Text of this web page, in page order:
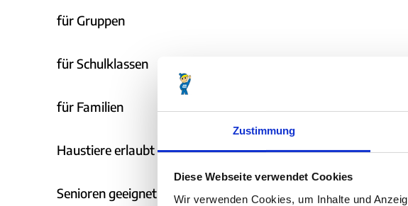
Zustimmung
Diese Webseite verwendet Cookies
Wir verwenden Cookies, um Inhalte und
für Gruppen
für Schulklassen
für Familien
Haustiere erlaubt
Senioren geeignet